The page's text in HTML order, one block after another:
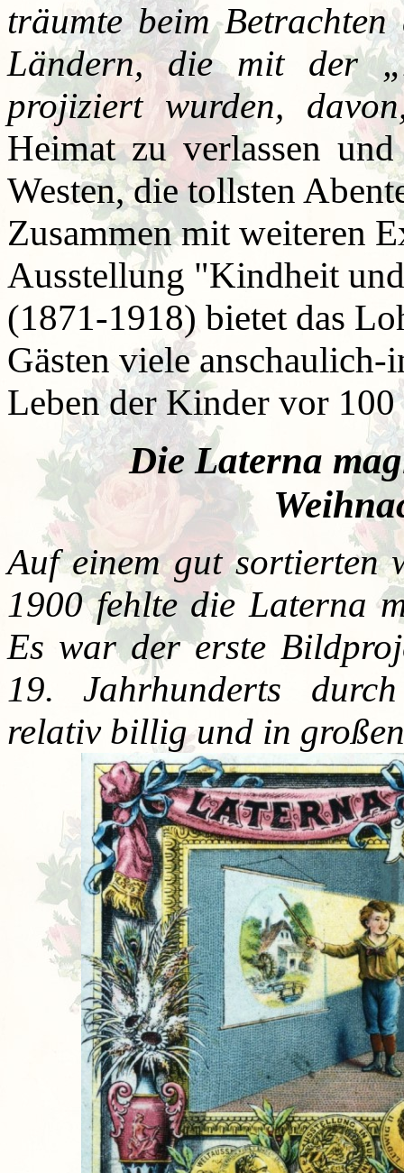
träumte beim
Ländern, die mit der
projiziert wurden,
Heimat zu verlassen
Westen, die tollsten
Zusammen mit weiteren
Ausstellung "Kindheit
(1871-1918) bietet das
Gästen viele
Leben der Kinder vor 100
Die Laterna
Auf einem gut sortierten
1900 fehlte die Laterna
Es war der erste
19. Jahrhunderts
relativ billig und in